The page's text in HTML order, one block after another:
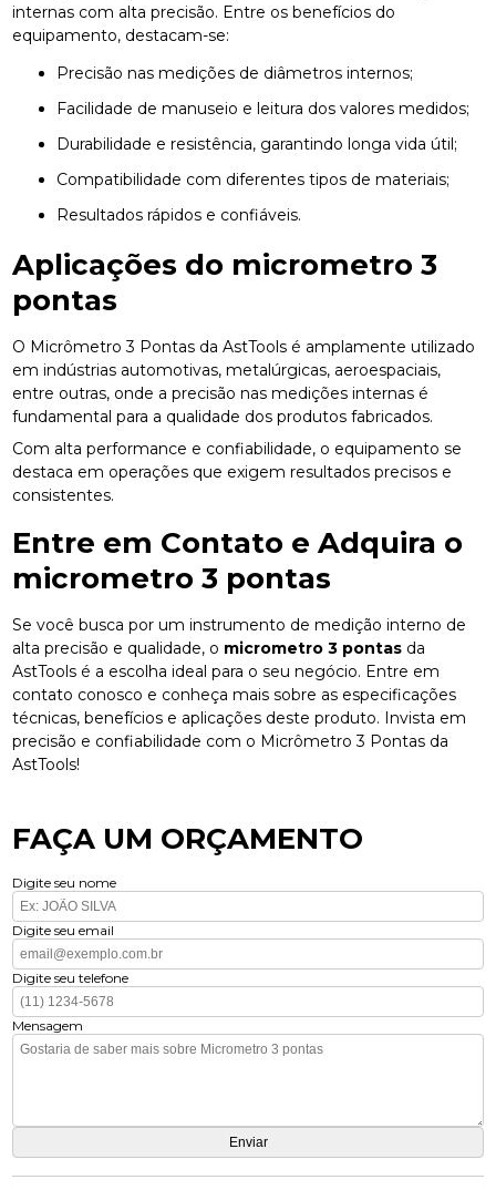
internas com alta precisão. Entre os benefícios do
equipamento, destacam-se:
Precisão nas medições de diâmetros internos;
Facilidade de manuseio e leitura dos valores medidos;
Durabilidade e resistência, garantindo longa vida útil;
Compatibilidade com diferentes tipos de materiais;
Resultados rápidos e confiáveis.
Aplicações do micrometro 3
pontas
O Micrômetro 3 Pontas da AstTools é amplamente utilizado
em indústrias automotivas, metalúrgicas, aeroespaciais,
entre outras, onde a precisão nas medições internas é
fundamental para a qualidade dos produtos fabricados.
Com alta performance e confiabilidade, o equipamento se
destaca em operações que exigem resultados precisos e
consistentes.
Entre em Contato e Adquira o
micrometro 3 pontas
Se você busca por um instrumento de medição interno de
alta precisão e qualidade, o micrometro 3 pontas da
AstTools é a escolha ideal para o seu negócio. Entre em
contato conosco e conheça mais sobre as especificações
técnicas, benefícios e aplicações deste produto. Invista em
precisão e confiabilidade com o Micrômetro 3 Pontas da
AstTools!
FAÇA UM ORÇAMENTO
Digite seu nome
Digite seu email
Digite seu telefone
Mensagem